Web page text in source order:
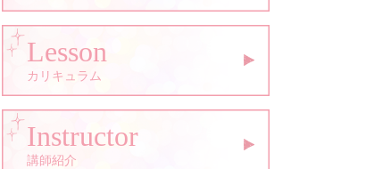
Lesson
カリキュラム
Instructor
講師紹介